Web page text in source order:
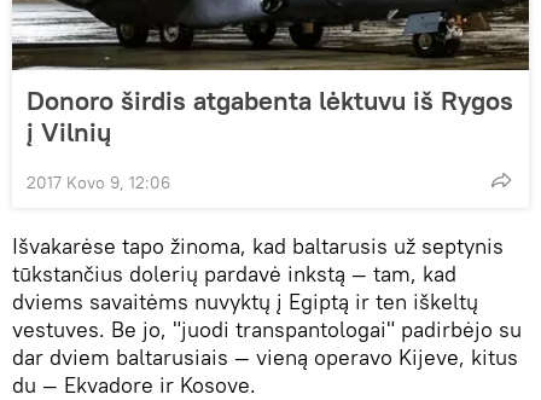
Donoro širdis atgabenta lėktuvu iš Rygos
į Vilnių
2017 Kovo 9, 12:06
Išvakarėse tapo žinoma, kad baltarusis už septynis
tūkstančius dolerių pardavė inkstą — tam, kad
dviems savaitėms nuvyktų į Egiptą ir ten iškeltų
vestuves. Be jo, "juodi transpantologai" padirbėjo su
dar dviem baltarusiais — vieną operavo Kijeve, kitus
du — Ekvadore ir Kosove.